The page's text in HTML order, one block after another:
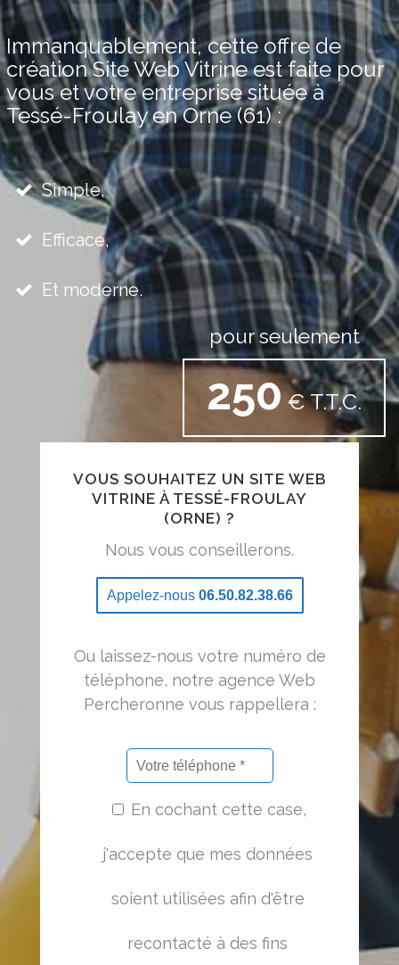
Immanquablement, cette offre de
création Site Web Vitrine est faite pour
vous et votre entreprise située à
Tessé-Froulay en Orne (61) :
Simple,
Efficace,
Et moderne.
pour seulement
250 € T.T.C.
VOUS SOUHAITEZ UN SITE WEB
VITRINE À TESSÉ-FROULAY
(ORNE) ?
Nous vous conseillerons.
Appelez-nous 06.50.82.38.66
Ou laissez-nous votre numéro de
téléphone, notre agence Web
Percheronne vous rappellera :
En cochant cette case,
j'accepte que mes données
soient utilisées afin d'être
recontacté à des fins